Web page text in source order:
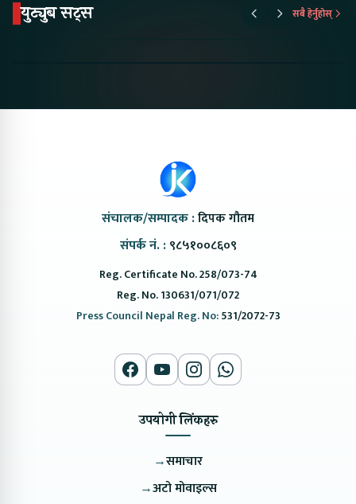
युट्युब सट्स सबै हेर्नुहोस्
संचालक/सम्पादक :दिपक गौतम
संपर्क नं. : ९८५१००८६०९
Reg. Certificate No. 258/073-74
Reg. No. 130631/071/072
Press Council Nepal Reg. No:531/2072-73
उपयोगी लिंकहरु
→समाचार
→अटो मोवाइल्स